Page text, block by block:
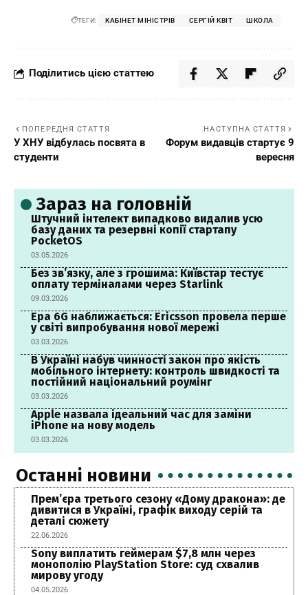
ТЕГИ: КАБІНЕТ МІНІСТРІВ СЕРГІЙ КВІТ ШКОЛА
Поділитись цією статтею
ПОПЕРЕДНЯ СТАТТЯ
У ХНУ відбулась посвята в
студенти
НАСТУПНА СТАТТЯ
Форум видавців стартує 9
вересня
Зараз на головній
Штучний інтелект випадково видалив усю
базу даних та резервні копії стартапу
PocketOS
03.05.2026
Без зв’язку, але з грошима: Київстар тестує
оплату терміналами через Starlink
09.03.2026
Ера 6G наближається: Ericsson провела перше
у світі випробування нової мережі
03.03.2026
В Україні набув чинності закон про якість
мобільного інтернету: контроль швидкості та
постійний національний роумінг
03.03.2026
Apple назвала ідеальний час для заміни
iPhone на нову модель
03.03.2026
Останні новини
Прем’єра третього сезону «Дому дракона»: де
дивитися в Україні, графік виходу серій та
деталі сюжету
22.06.2026
Sony виплатить геймерам $7,8 млн через
монополію PlayStation Store: суд схвалив
мирову угоду
04.05.2026